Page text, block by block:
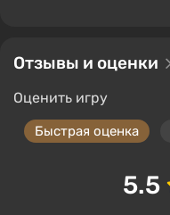
Отзывы и оценки
Оценить игру
Быстрая оценка
5.5